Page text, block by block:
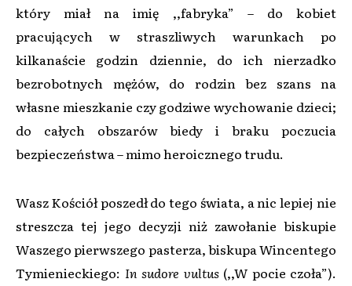
który miał na imię ,,fabryka” – do kobiet
pracujących w straszliwych warunkach po
kilkanaście godzin dziennie, do ich nierzadko
bezrobotnych mężów, do rodzin bez szans na
własne mieszkanie czy godziwe wychowanie dzieci;
do całych obszarów biedy i braku poczucia
bezpieczeństwa – mimo heroicznego trudu.
Wasz Kościół poszedł do tego świata, a nic lepiej nie
streszcza tej jego decyzji niż zawołanie biskupie
Waszego pierwszego pasterza, biskupa Wincentego
Tymienieckiego: In sudore vultus(,,W pocie czoła”).